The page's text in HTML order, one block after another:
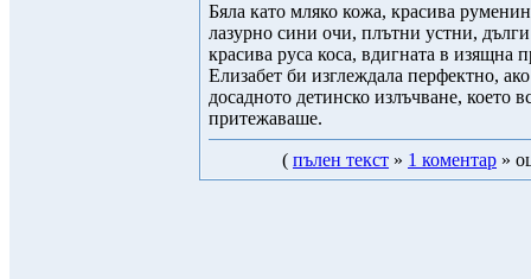
Бяла като мляко кожа, красива
лазурно сини очи, плътни устни,
красива руса коса, вдигната в изящна
Елизабет би изглеждала перфектно,
досадното детинско излъчване, което
притежаваше.
( пълен текст » 1 коментар »